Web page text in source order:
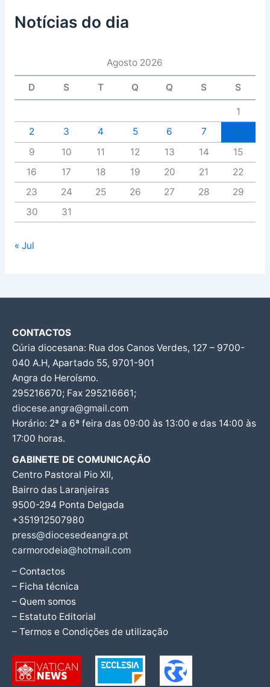
Notícias do dia
Agosto 2026
D S T Q Q S S
1
2
3 4 5 6 7
9
10 11 12 13 14
15
16
17 18 19 20 21
22
23
24 25 26 27 28
29
30
31
« Jul
CONTACTOS
Cúria diocesana: Rua dos Canos Verdes, 127 – 9700-
040 A.H, Apartado 55, 9701-901
Angra do Heroísmo.
295216670; Fax 295216661;
diocese.angra@gmail.com
Horário: 2ª a 6ª feira das 09:00 às 13:00 e das 14:00 às
17:00 horas.
GABINETE DE COMUNICAÇÃO
Centro Pastoral Pio XII,
Bairro das Laranjeiras
9500-294 Ponta Delgada
+351912507980
press@diocesedeangra.pt
carmorodeia@hotmail.com
– Contactos
– Ficha técnica
– Quem somos
– Estatuto Editorial
– Termos e Condições de utilização